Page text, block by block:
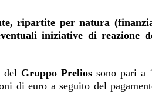
ripartite per natura
iniziative di reazione
del Gruppo Prelios sono pari a
di euro a seguito del